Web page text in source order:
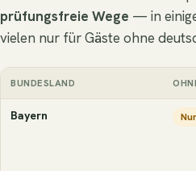
prüfungsfreie Wege — in
vielen nur für Gäste ohne
BUNDESLAND
Bayern